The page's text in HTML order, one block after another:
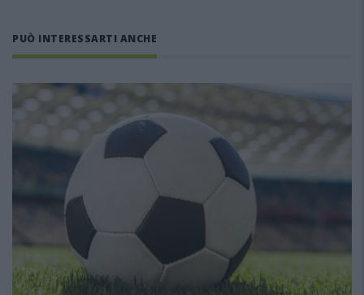
PUÒ INTERESSARTI ANCHE